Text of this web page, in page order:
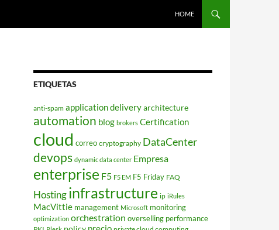
HOME
ETIQUETAS
anti-spam application deliveryarchitecture
automation blog brokers Certification
cloud correo cryptography DataCenter
devops dynamic data center Empresa
enterprise F5 F5 EM F5 Friday FAQ
Hostinginfrastructure ip iRules
MacVittie management Microsoft monitoring
optimization orchestration overselling performance